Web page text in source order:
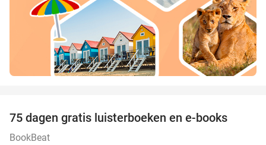
75 dagen gratis luisterboeken en e-books
BookBeat